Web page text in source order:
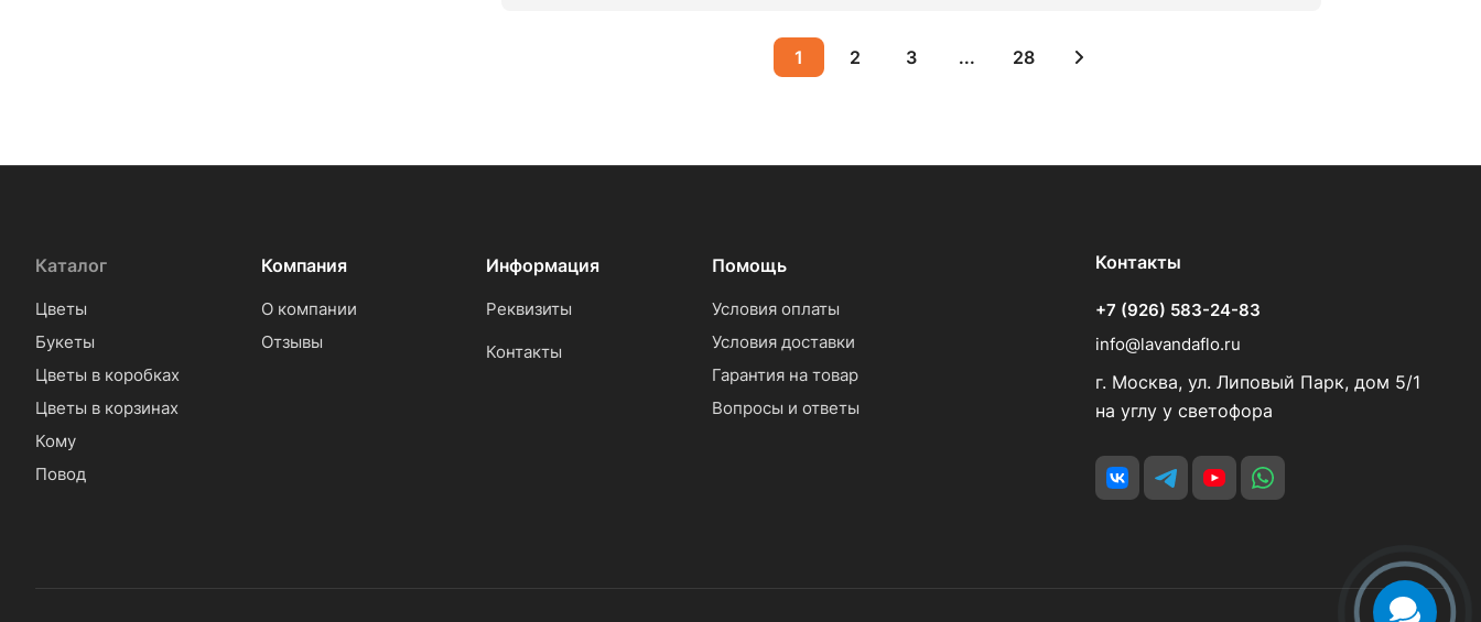
1 2 3 ... 28
Каталог
Цветы
Букеты
Цветы в коробках
Цветы в корзинах
Кому
Повод
Компания
О компании
Отзывы
Информация
Реквизиты
Контакты
Помощь
Условия оплаты
Условия доставки
Гарантия на товар
Вопросы и ответы
Контакты
+7 (926) 583-24-83
info@lavandaflo.ru
г. Москва, ул. Липовый Парк, дом 5/1
на углу у светофора